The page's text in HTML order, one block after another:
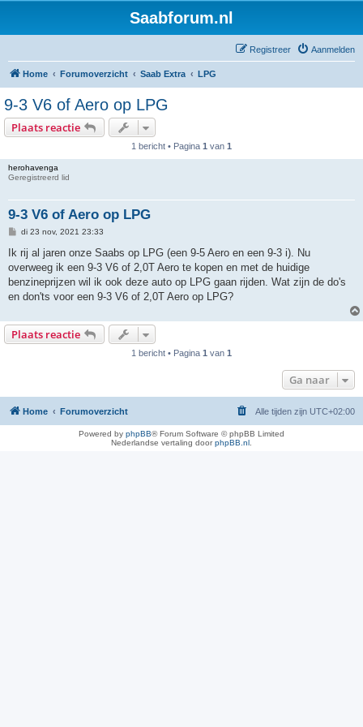
Saabforum.nl
Aanmelden
Registreer
Home Forumoverzicht Saab Extra LPG
9-3 V6 of Aero op LPG
Plaats reactie
1 bericht • Pagina 1 van 1
herohavenga
Geregistreerd lid
9-3 V6 of Aero op LPG
B
c
h
di 23 nov, 2021 23:33
Ik rij al jaren onze Saabs op LPG (een 9-5 Aero en een 9-3 i). Nu
overweeg ik een 9-3 V6 of 2,0T Aero te kopen en met de huidige
benzineprijzen wil ik ook deze auto op LPG gaan rijden. Wat zijn de do's
en don'ts voor een 9-3 V6 of 2,0T Aero op LPG?
Plaats reactie
1 bericht • Pagina 1 van 1
Ga naar
Home Forumoverzicht Alle tijden zijn UTC+02:00
Powered by phpBB® Forum Software © phpBB Limited
Nederlandse vertaling doorphpBB.nl